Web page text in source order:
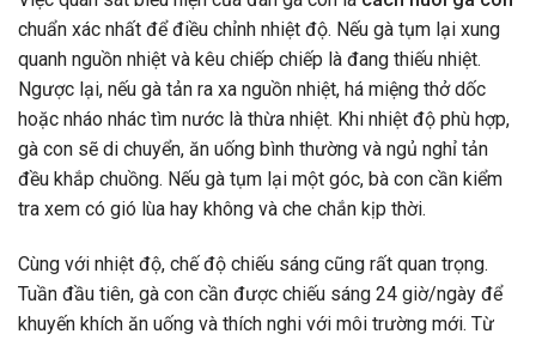
chuẩn xác nhất để điều chỉnh nhiệt độ. Nếu gà tụm lại xung
quanh nguồn nhiệt và kêu chiếp chiếp là đang thiếu nhiệt.
Ngược lại, nếu gà tản ra xa nguồn nhiệt, há miệng thở dốc
hoặc nháo nhác tìm nước là thừa nhiệt. Khi nhiệt độ phù hợp,
gà con sẽ di chuyển, ăn uống bình thường và ngủ nghỉ tản
đều khắp chuồng. Nếu gà tụm lại một góc, bà con cần kiểm
tra xem có gió lùa hay không và che chắn kịp thời.
Cùng với nhiệt độ, chế độ chiếu sáng cũng rất quan trọng.
Tuần đầu tiên, gà con cần được chiếu sáng 24 giờ/ngày để
khuyến khích ăn uống và thích nghi với môi trường mới. Từ